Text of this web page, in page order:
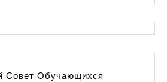
Совет Обучающихся